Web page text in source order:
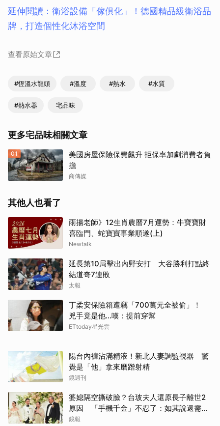
延伸閱讀：衛浴設備「傢俱化」！德國精品級衛浴品
牌，打造個性化沐浴空間
查看原始文章
#恆溫水龍頭 #溫度 #熱水 #水質
#熱水器 宅品味
更多宅品味相關文章
01
美國房屋保險保費飆升 拒保率加劇消費者負
擔
商傳媒
其他人也看了
雨揚老師》12生肖農曆7月運勢：牛寶寶財
喜臨門、蛇寶寶事業順遂(上)
Newtalk
延長第10局擊出內野安打 大谷勝利打點終
結道奇7連敗
太報
丁柔安保險箱遭竊「700萬元全被偷」！
兇手竟是他...嘆：提前穿幫
ETtoday星光雲
陽台內褲沾滿精液！新北人妻調監視器 驚
覺是「他」拿來磨蹭射精
鏡週刊
婆媳隔空撕破臉？台玻夫人還原長子離世2
原因 「手機千金」不忍了：如其說還需要
離開嗎？
鏡報